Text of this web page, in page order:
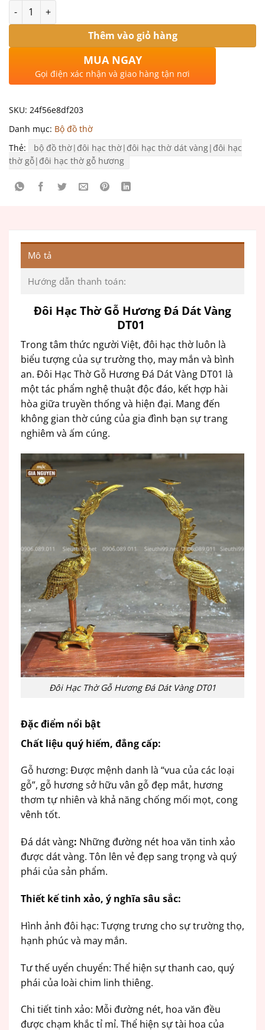
Số lượng
Thêm vào giỏ hàng
MUA NGAY
Gọi điện xác nhận và giao hàng tận nơi
SKU: 24f56e8df203
Danh mục: Bộ đồ thờ
Thẻ:
bộ đồ thờ|đôi hạc thờ|đôi hạc thờ dát vàng|đôi hạc
thờ gỗ|đôi hạc thờ gỗ hương
Mô tả
Hướng dẫn thanh toán:
Đôi Hạc Thờ Gỗ Hương Đá Dát Vàng
DT01
Trong tâm thức người Việt, đôi hạc thờ luôn là
biểu tượng của sự trường thọ, may mắn và bình
an. Đôi Hạc Thờ Gỗ Hương Đá Dát Vàng DT01 là
một tác phẩm nghệ thuật độc đáo, kết hợp hài
hòa giữa truyền thống và hiện đại. Mang đến
không gian thờ cúng của gia đình bạn sự trang
nghiêm và ấm cúng.
Đôi Hạc Thờ Gỗ Hương Đá Dát Vàng DT01
Đặc điểm nổi bật
Chất liệu quý hiếm, đẳng cấp:
Gỗ hương: Được mệnh danh là “vua của các loại
gỗ”, gỗ hương sở hữu vân gỗ đẹp mắt, hương
thơm tự nhiên và khả năng chống mối mọt, cong
vênh tốt.
Đá dát vàng: Những đường nét hoa văn tinh xảo
được dát vàng. Tôn lên vẻ đẹp sang trọng và quý
phái của sản phẩm.
Thiết kế tinh xảo, ý nghĩa sâu sắc:
Hình ảnh đôi hạc: Tượng trưng cho sự trường thọ,
hạnh phúc và may mắn.
Tư thế uyển chuyển: Thể hiện sự thanh cao, quý
phái của loài chim linh thiêng.
Chi tiết tinh xảo: Mỗi đường nét, hoa văn đều
được chạm khắc tỉ mỉ. Thể hiện sự tài hoa của